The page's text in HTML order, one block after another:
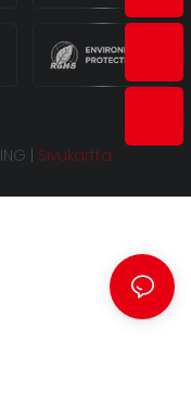
| Sivukartta